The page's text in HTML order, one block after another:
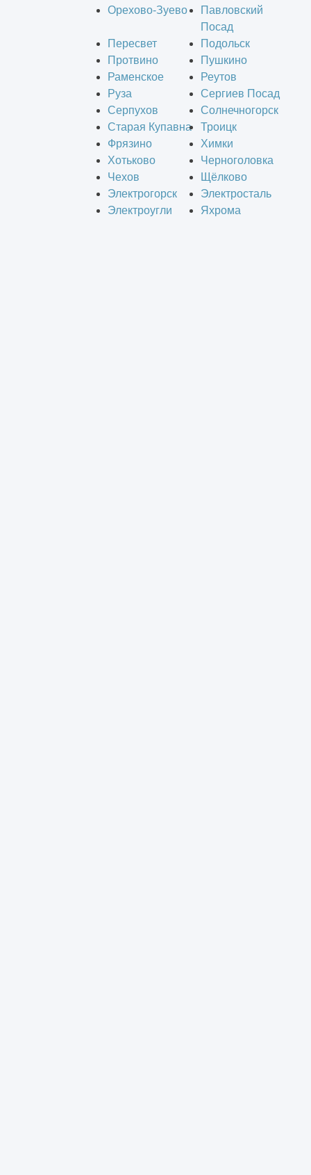
Орехово-Зуево
Павловский
Посад
Пересвет
Подольск
Протвино
Пушкино
Раменское
Реутов
Руза
Сергиев Посад
Серпухов
Солнечногорск
Старая Купавна
Троицк
Фрязино
Химки
Хотьково
Черноголовка
Чехов
Щёлково
Электрогорск
Электросталь
Электроугли
Яхрома